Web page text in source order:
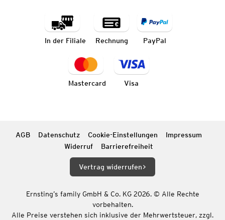
In der Filiale Rechnung PayPal
Mastercard Visa
AGB Datenschutz Cookie-Einstellungen
Impressum
Widerruf
Barrierefreiheit
Vertrag widerrufen
Ernsting’s family GmbH & Co. KG 2026. © Alle Rechte
vorbehalten.
Alle Preise verstehen sich inklusive der Mehrwertsteuer, zzgl.